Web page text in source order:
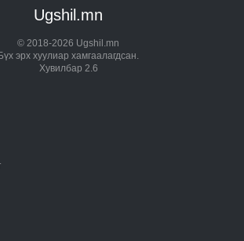
Ugshil.mn
© 2018-2026 Ugshil.mn
Бүх эрх хуулиар хамгаалагдсан.
Хувилбар 2.6